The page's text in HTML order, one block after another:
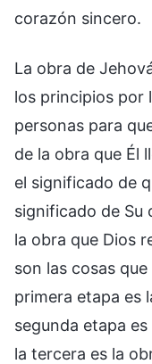
corazón sincero.
La obra de
los principios por
personas para
de la obra que Él
el significado de
significado de Su
la obra que Dios
son las cosas
primera etapa es
segunda etapa
la tercera es la